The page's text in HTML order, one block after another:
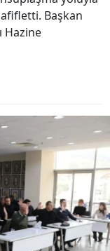
Başkan
Hazine